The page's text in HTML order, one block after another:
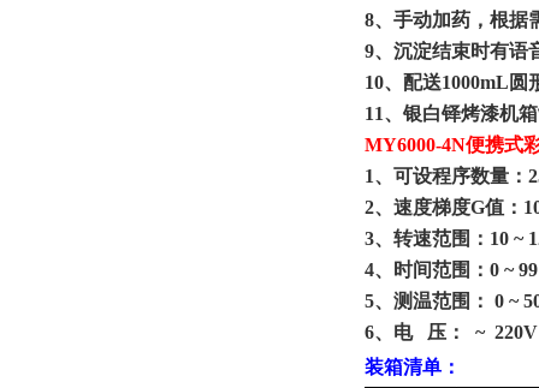
8、手动加药，根据
9、 沉淀结束时有语
10、配送1000mL圆
11、银白铎烤漆机
MY6000-4N便携式
1、 可设程序数量： 2
2、 速度梯度G值：
3、 转速范围： 10 ~ 1
4、
时间范围： 0 ~
5、 测温范围： 0
6、 电 压：
~
装箱清单 ：